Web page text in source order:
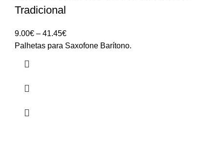
Tradicional
9.00€ – 41.45€Price
range:
Palhetas para Saxofone Barítono.